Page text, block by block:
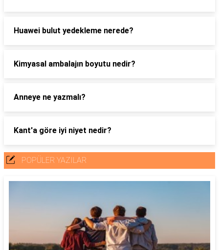
Huawei bulut yedekleme nerede?
Kimyasal ambalajın boyutu nedir?
Anneye ne yazmalı?
Kant'a göre iyi niyet nedir?
POPÜLER YAZILAR